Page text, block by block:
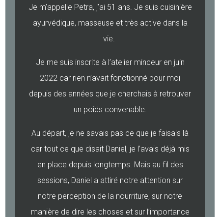
Je m’appelle Petra, j’ai 51 ans. Je suis cuisinière
ayurvédique, masseuse et très active dans la
vie.
Je me suis inscrite à l’atelier minceur en juin
2022 car rien n’avait fonctionné pour moi
depuis des années que je cherchais à retrouver
un poids convenable.
Au départ, je ne savais pas ce que je faisais là
car tout ce que disait Daniel, je l’avais déjà mis
en place depuis longtemps. Mais au fil des
sessions, Daniel a attiré notre attention sur
notre perception de la nourriture, sur notre
manière de dire les choses et sur l’importance